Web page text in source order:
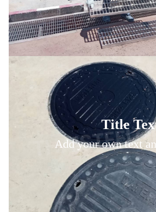
Title
Add your own text
Title Text on
Add your own text